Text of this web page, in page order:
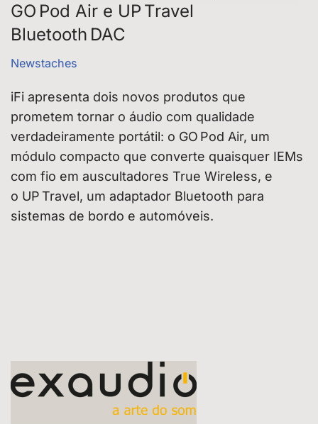
GO Pod Air e UP Travel
Bluetooth DAC
Newstaches
iFi apresenta dois novos produtos que
prometem tornar o áudio com qualidade
verdadeiramente portátil: o GO Pod Air, um
módulo compacto que converte quaisquer IEMs
com fio em auscultadores True Wireless, e
o UP Travel, um adaptador Bluetooth para
sistemas de bordo e automóveis.